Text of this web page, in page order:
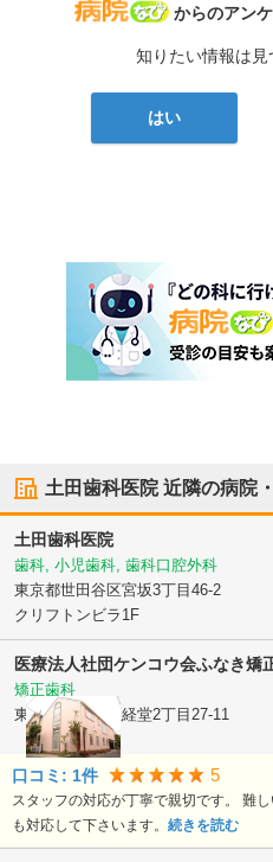
病院なび
からのアン
知りたい情報は
はい
土田歯科医院近隣の病院
土田歯科医院
歯科, 小児歯科, 歯科口腔外科
東京都世田谷区宮坂3丁目46-2
クリフトンビラ1F
医療法人社団ケンコウ会ふなき矯
矯正歯科
東京都世田谷区 経堂2丁目27-11
口コミ: 1件 5
スタッフの対応が丁寧で親切です。 難
も対応して下さいます。 続きを読む